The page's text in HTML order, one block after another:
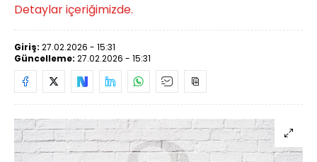
Detaylar içeriğimizde.
Giriş: 27.02.2026 - 15:31
Güncelleme: 27.02.2026 - 15:31